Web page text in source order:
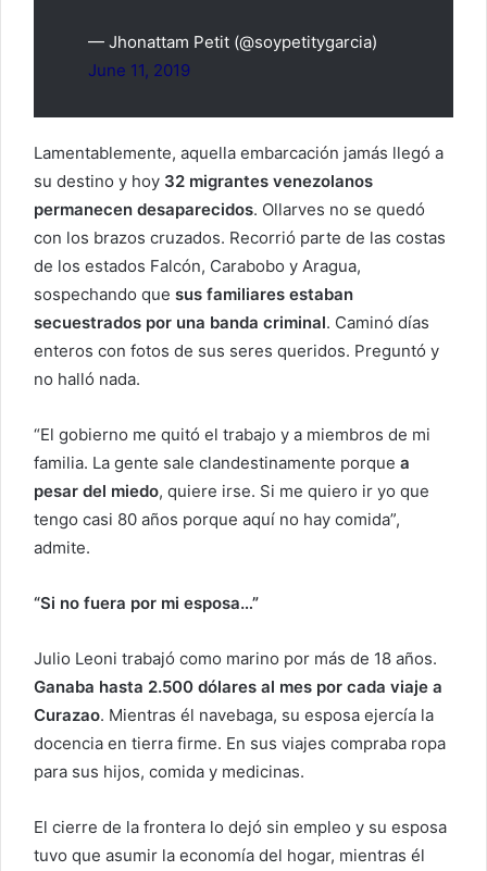
— Jhonattam Petit (@soypetitygarcia)
June 11, 2019
Lamentablemente, aquella embarcación jamás llegó a
su destino y hoy 32 migrantes venezolanos
permanecen desaparecidos. Ollarves no se quedó
con los brazos cruzados. Recorrió parte de las costas
de los estados Falcón, Carabobo y Aragua,
sospechando que sus familiares estaban
secuestrados por una banda criminal. Caminó días
enteros con fotos de sus seres queridos. Preguntó y
no halló nada.
“El gobierno me quitó el trabajo y a miembros de mi
familia. La gente sale clandestinamente porque a
pesar del miedo, quiere irse. Si me quiero ir yo que
tengo casi 80 años porque aquí no hay comida”,
admite.
“Si no fuera por mi esposa…”
Julio Leoni trabajó como marino por más de 18 años.
Ganaba hasta 2.500 dólares al mes por cada viaje a
Curazao. Mientras él navebaga, su esposa ejercía la
docencia en tierra firme. En sus viajes compraba ropa
para sus hijos, comida y medicinas.
El cierre de la frontera lo dejó sin empleo y su esposa
tuvo que asumir la economía del hogar, mientras él